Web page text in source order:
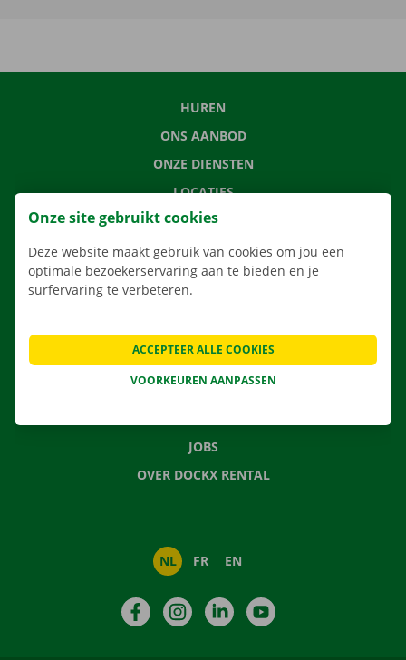
HUREN
ONS AANBOD
ONZE DIENSTEN
LOCATIES
APP
VERHUISOPLOSSINGEN
CONTACTEER ONS
VEELGESTELDE VRAGEN
NIEUWS
JOBS
OVER DOCKX RENTAL
NL FR EN
FacebookInstagramLinkedIn
Onze site gebruikt cookies
Deze website maakt gebruik van cookies om jou een
optimale bezoekerservaring aan te bieden en je
surfervaring te verbeteren.
VOORKEUREN AANPASSEN
ACCEPTEER ALLE COOKIES